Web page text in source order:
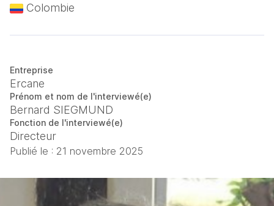
Colombie
Entreprise
Ercane
Prénom et nom de l'interviewé(e)
Bernard SIEGMUND
Fonction de l'interviewé(e)
Directeur
Publié le : 21 novembre 2025